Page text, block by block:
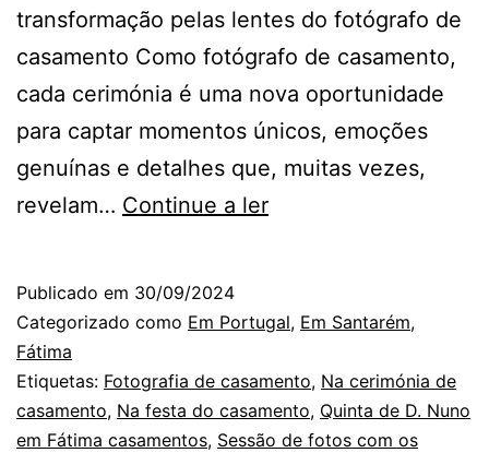
transformação pelas lentes do fotógrafo de
casamento Como fotógrafo de casamento,
cada cerimónia é uma nova oportunidade
para captar momentos únicos, emoções
genuínas e detalhes que, muitas vezes,
revelam… Continue a lerComo
Fotografias
Casamento
na
Publicado em 30/09/2024
Categorizado como Em Portugal, Em Santarém,
Fátima
Etiquetas: Fotografia de casamento, Na cerimónia de
casamento, Na festa do casamento, Quinta de D. Nuno
em Fátima casamentos, Sessão de fotos com os